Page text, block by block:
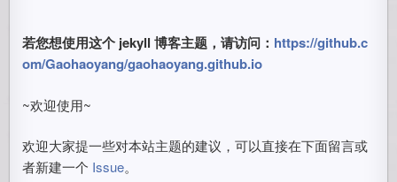
若您想使用这个 jekyll 博客主题，请访问： https://github.c
om/Gaohaoyang/gaohaoyang.github.io
~欢迎使用~
欢迎大家提一些对本站主题的建议，可以直接在下面留言或
者新建一个 Issue。